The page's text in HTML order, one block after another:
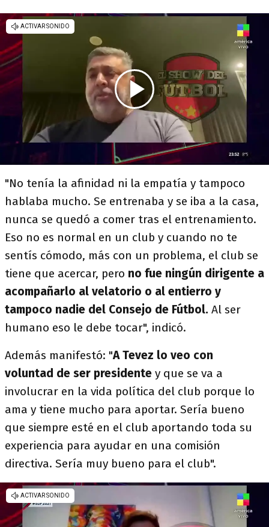
"No tenía la afinidad ni la empatía y tampoco
hablaba mucho. Se entrenaba y se iba a la casa,
nunca se quedó a comer tras el entrenamiento.
Eso no es normal en un club y cuando no te
sentís cómodo, más con un problema, el club se
tiene que acercar, pero no fue ningún dirigente a
acompañarlo al velatorio o al entierro y
tampoco nadie del Consejo de Fútbol. Al ser
humano eso le debe tocar", indicó.
Además manifestó: "A Tevez lo veo con
voluntad de ser presidente y que se va a
involucrar en la vida política del club porque lo
ama y tiene mucho para aportar. Sería bueno
que siempre esté en el club aportando toda su
experiencia para ayudar en una comisión
directiva. Sería muy bueno para el club".